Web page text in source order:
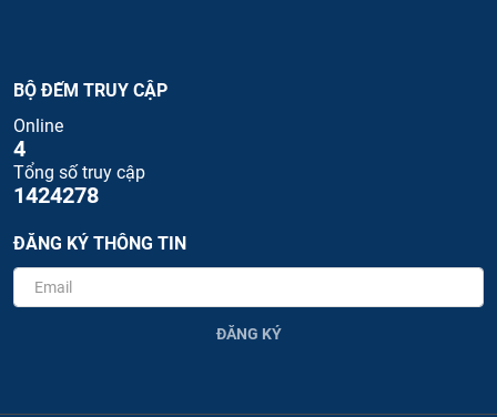
BỘ ĐẾM TRUY CẬP
Online
4
Tổng số truy cập
1424278
ĐĂNG KÝ THÔNG TIN
ĐĂNG KÝ